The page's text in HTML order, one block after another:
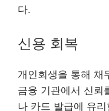
다.
신용 회복
개인회생을 통해 채
금융 기관에서 신뢰
나 카드 발급에 유